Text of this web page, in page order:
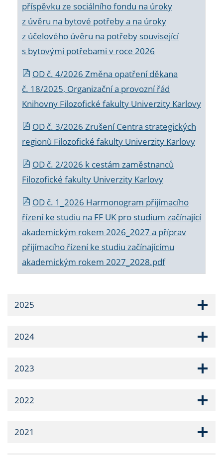
příspěvku ze sociálního fondu na úroky
z úvěru na bytové potřeby a na úroky
z účelového úvěru na potřeby související
s bytovými potřebami v roce 2026
OD č. 4/2026 Změna opatření děkana
č. 18/2025, Organizační a provozní řád
Knihovny Filozofické fakulty Univerzity Karlovy
OD č. 3/2026 Zrušení Centra strategických
regionů Filozofické fakulty Univerzity Karlovy
OD č. 2/2026 k cestám zaměstnanců
Filozofické fakulty Univerzity Karlovy
OD č. 1_2026 Harmonogram přijímacího
řízení ke studiu na FF UK pro studium začínající
akademickým rokem 2026_2027 a příprav
přijímacího řízení ke studiu začínajícímu
akademickým rokem 2027_2028.pdf
2025
2024
2023
2022
2021